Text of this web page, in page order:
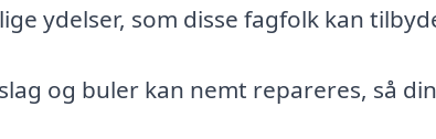
ydelser, som disse fagfolk kan
og buler kan nemt repareres, så